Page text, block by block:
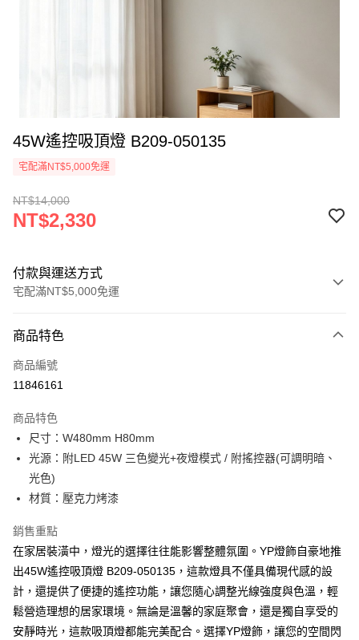
45W遙控吸頂燈 B209-050135
宅配滿NT$5,000免運
NT$14,000
NT$2,330
付款與運送方式
宅配滿NT$5,000免運
信用卡一次付款
LINE Pay
街口支付
悠遊付
Google Pay
全盈+PAY
AFTEE先享後付
相關說明
【關於「AFTEE先享後付」】
AFTEE先享後付是「在收到商品之後才付款」的支付方式。 讓您購物簡單
便利好安心！
１．簡單：不需註冊會員、不需綁卡、不需儲值。
商品特色
商品編號
11846161
商品特色
尺寸：W480mm H80mm
光源：附LED 45W 三色變光+夜燈模式 / 附搖控器(可調明暗、
光色)
材質：壓克力烤漆
銷售重點
在家居裝潢中，燈光的選擇往往能影響整體氛圍。YP燈飾自豪地推
出45W遙控吸頂燈 B209-050135，這款燈具不僅具備現代感的設
計，還提供了便捷的遙控功能，讓您隨心調整光線強度與色溫，輕
鬆營造理想的居家環境。無論是溫馨的家庭聚會，還是獨自享受的
安靜時光，這款吸頂燈都能完美配合。選擇YP燈飾，讓您的空間閃